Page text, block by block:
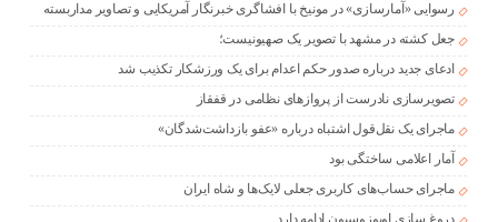
رسوایی «آمارسازی» در مونیخ با افشاگری خبرنگار آمریکایی و تصاویر مداربسته
جعل کشته در مشهد با تصویر یک صهیونیست؛
ادعای جدید درباره صدور حکم اعدام برای یک ورزشکار تکذیب شد
تصویرسازی نادرست از پروازهای نظامی در قفقاز
ماجرای یک نقل‌قول اشتباه درباره «عفو بازداشت‌شدگان»
آمار اعلامی ساختگی بود
ماجرای حساب‌های کاربری جعلی لایک‌ها و شاه ایران
دروغ سازی اوپوزوسیون ادامه دارد